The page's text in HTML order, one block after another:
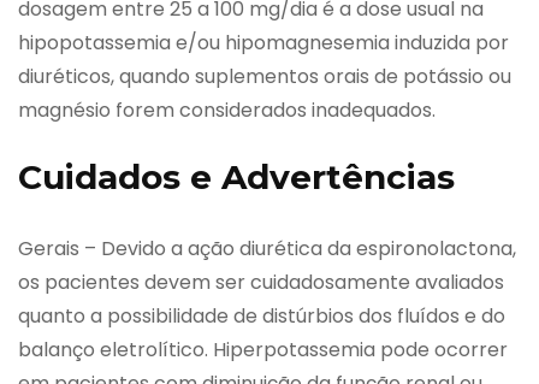
dosagem entre 25 a 100 mg/dia é a dose usual na
hipopotassemia e/ou hipomagnesemia induzida por
diuréticos, quando suplementos orais de potássio ou
magnésio forem considerados inadequados.
Cuidados e Advertências
Gerais – Devido a ação diurética da espironolactona,
os pacientes devem ser cuidadosamente avaliados
quanto a possibilidade de distúrbios dos fluídos e do
balanço eletrolítico. Hiperpotassemia pode ocorrer